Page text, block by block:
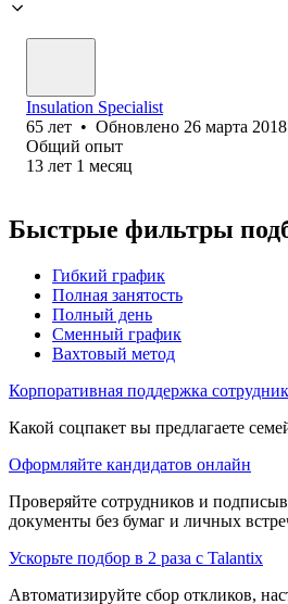
Insulation Specialist
65 лет • Обновлено 26 марта 2018
Общий опыт
13 лет 1 месяц
Быстрые фильтры
Гибкий график
Полная занятость
Полный день
Сменный график
Вахтовый метод
Корпоративная поддержка
Какой соцпакет вы предлагаете
Оформляйте кандидатов онлайн
Проверяйте сотрудников и
документы без бумаг и личных
Ускорьте подбор в 2 раза с Talantix
Автоматизируйте сбор откликов,